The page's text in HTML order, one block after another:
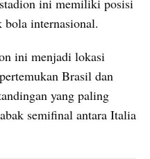
ini memiliki posisi
bola internasional.
ini menjadi lokasi
Brasil dan
yang paling
semifinal antara Italia